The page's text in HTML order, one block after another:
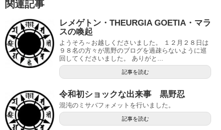
関連記事
レメゲトン・THEURGIA GOETIA・マラ
スの喚起
ようそろ～お越しくださいました。 １２月２８日は
９８名の方々が黒野のブログを過疎らないように巡
回してくださいました。 ありがと...
記事を読む
令和初ショックな出来事 黒野忍
混沌のミサバフォメットを行いました。
記事を読む